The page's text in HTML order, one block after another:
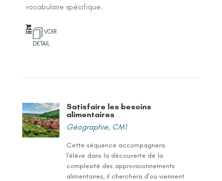
vocabulaire spécifique.
VOIR
DETAIL
Satisfaire les besoins
alimentaires
Géographie, CM1
Cette séquence accompagnera
l'élève dans la découverte de la
complexité des approvisionnements
alimentaires, il cherchera d’où viennent